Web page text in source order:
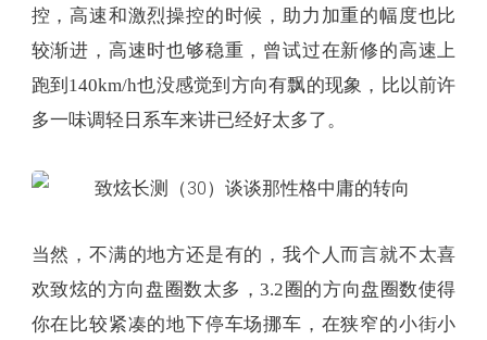
控，高速和激烈操控的时候，助力加重的幅度也比
较渐进，高速时也够稳重，曾试过在新修的高速上
跑到140km/h也没感觉到方向有飘的现象，比以前许
多一味调轻日系车来讲已经好太多了。
当然，不满的地方还是有的，我个人而言就不太喜
欢致炫的方向盘圈数太多，3.2圈的方向盘圈数使得
你在比较紧凑的地下停车场挪车，在狭窄的小街小